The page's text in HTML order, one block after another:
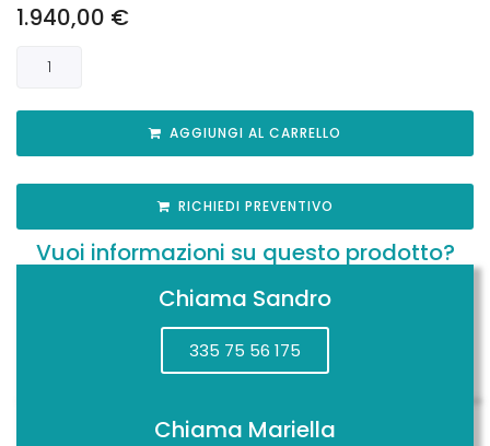
1.940,00 €
AGGIUNGI AL CARRELLO
RICHIEDI PREVENTIVO
Vuoi informazioni su questo prodotto?
Chiama Sandro
335 75 56 175
Chiama Mariella